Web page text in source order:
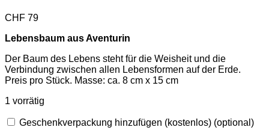
CHF 79
Lebensbaum aus Aventurin
Der Baum des Lebens steht für die Weisheit und die
Verbindung zwischen allen Lebensformen auf der Erde.
Preis pro Stück. Masse: ca. 8 cm x 15 cm
1 vorrätig
Geschenkverpackung hinzufügen (kostenlos) (optional)